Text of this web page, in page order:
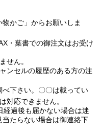
かご」からお願いしま
・葉書での御注文はお受け
せん。
ンセルの履歴のある方の注
下さい。〇〇は載ってい
応できません。
過後も届かない場合は迷
たらない場合は御連絡下